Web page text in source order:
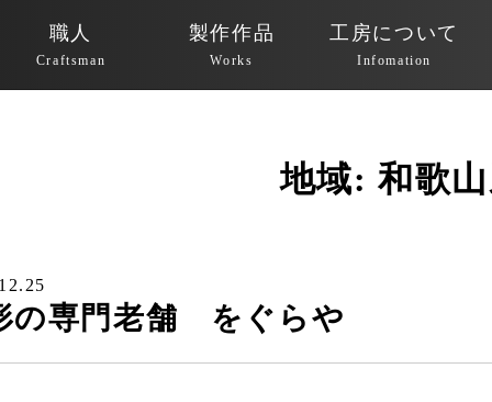
職人
Craftsman
製作作品
Works
工房について
Infomation
地域: 和歌
の専門老舗 をぐらや